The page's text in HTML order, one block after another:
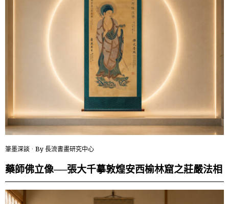
筆墨深談 By 長流書畫研究中心
藥師佛立像──張大千摹敦煌安西榆林窟之莊嚴法相